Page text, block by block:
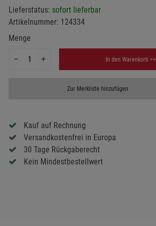
Lieferstatus: sofort lieferbar
Artikelnummer: 124334
Menge
In den Warenkorb >>
Zur Merkliste hinzufügen
Kauf auf Rechnung
Versandkostenfrei in Europa
30 Tage Rückgaberecht
Kein Mindestbestellwert